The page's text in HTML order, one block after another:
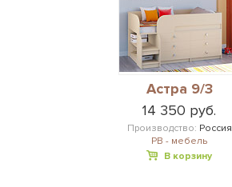
Астра 9/3
14 350 руб.
Производство: Россия
РВ - мебель
В корзину